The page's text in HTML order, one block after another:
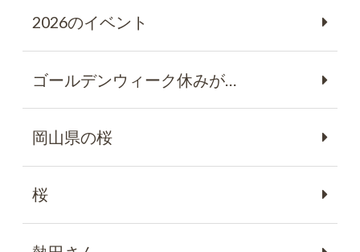
2026のイベント
ゴールデンウィーク休みが…
岡山県の桜
桜